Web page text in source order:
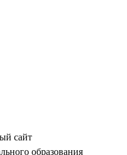
сайт
образования